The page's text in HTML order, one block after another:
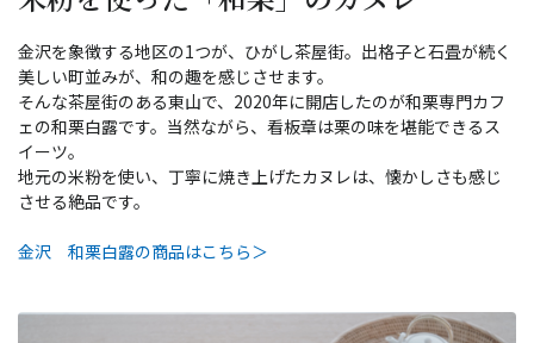
金沢を象徴する地区の1つが、ひがし茶屋街。出格子と石畳が続く
美しい町並みが、和の趣を感じさせます。
そんな茶屋街のある東山で、2020年に開店したのが和栗専門カフ
ェの和栗白露です。当然ながら、看板章は栗の味を堪能できるス
イーツ。
地元の米粉を使い、丁寧に焼き上げたカヌレは、懐かしさも感じ
させる絶品です。
金沢 和栗白露の商品はこちら＞